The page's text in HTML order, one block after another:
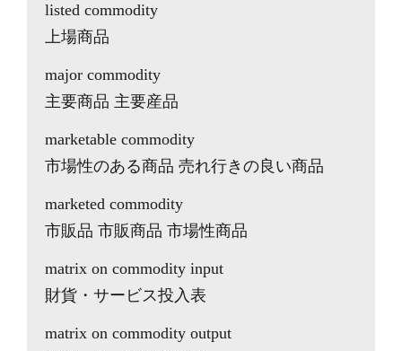
listed commodity
上場商品
major commodity
主要商品 主要産品
marketable commodity
市場性のある商品 売れ行きの良い商品
marketed commodity
市販品 市販商品 市場性商品
matrix on commodity input
財貨・サービス投入表
matrix on commodity output